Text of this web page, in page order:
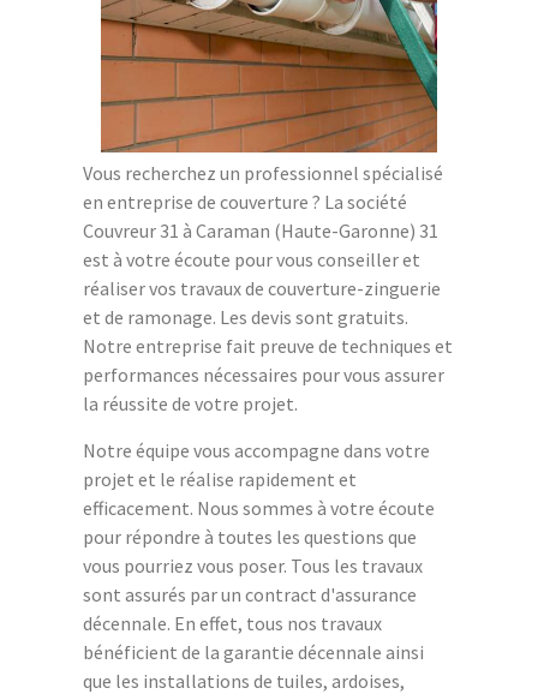
Vous recherchez un professionnel spécialisé
en entreprise de couverture ? La société
Couvreur 31 à Caraman (Haute-Garonne) 31
est à votre écoute pour vous conseiller et
réaliser vos travaux de couverture-zinguerie
et de ramonage. Les devis sont gratuits.
Notre entreprise fait preuve de techniques et
performances nécessaires pour vous assurer
la réussite de votre projet.
Notre équipe vous accompagne dans votre
projet et le réalise rapidement et
efficacement. Nous sommes à votre écoute
pour répondre à toutes les questions que
vous pourriez vous poser. Tous les travaux
sont assurés par un contract d'assurance
décennale. En effet, tous nos travaux
bénéficient de la garantie décennale ainsi
que les installations de tuiles, ardoises,